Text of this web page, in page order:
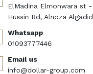
ElMadina Elmonwara st
Hussin Rd, Alnoza
Whatsapp
01093777446
Email us
info@dollar-group.com